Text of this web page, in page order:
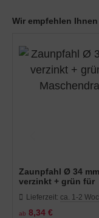
Wir empfehlen
Zaunpfahl Ø 34 mm
verzinkt + grün für
Lieferzeit: ca. 1-2
ab 8,34 €